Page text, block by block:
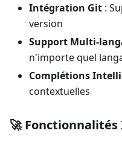
Intégration Git :
version
Support Multi-
n'importe quel
Complétions
contextuelles
🚀 Fonctionnalités